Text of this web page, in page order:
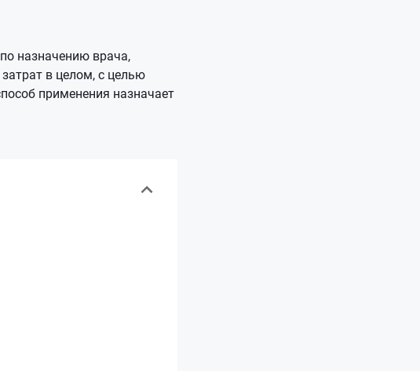
назначению врача,
в целом, с целью
применения назначает